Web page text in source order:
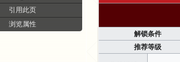
解锁条件
推荐等级
引用此页
浏览属性